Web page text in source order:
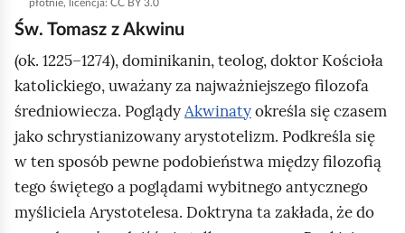
d
l
ą
d
płótnie, licencja: CC BY 3.0
Św. Tomasz z Akwinu
(ok. 1225–1274), dominikanin, teolog, doktor Kościoła
katolickiego, uważany za najważniejszego filozofa
średniowiecza. PoglądyAkwinatyokreśla się czasem
jako schrystianizowany arystotelizm. Podkreśla się
w ten sposób pewne podobieństwa między filozofią
tego świętego a poglądami wybitnego antycznego
myśliciela Arystotelesa. Doktryna ta zakłada, że do